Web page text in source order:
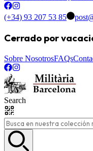
(+34) 93 207 53 85
Cerrado por
Sobre NosotrosFAQs
Search